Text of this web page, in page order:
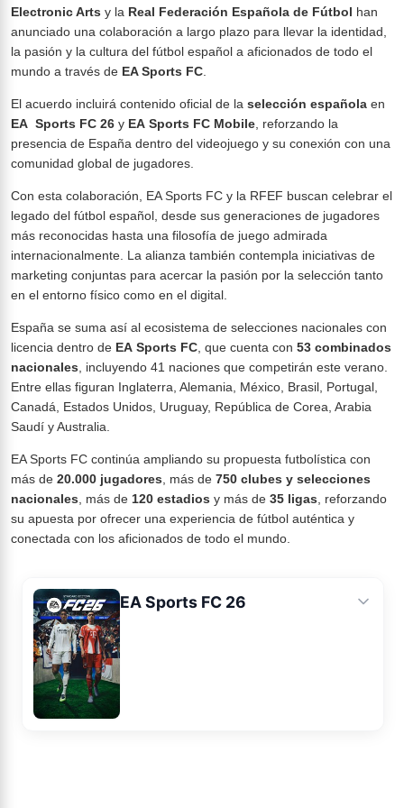
Electronic Arts y la Real Federación Española de Fútbol han
anunciado una colaboración a largo plazo para llevar la identidad,
la pasión y la cultura del fútbol español a aficionados de todo el
mundo a través de EA Sports FC
El acuerdo incluirá contenido oficial de la selección española en
EA Sports FC 26 y EA Sports FC Mobile , reforzando la
presencia de España dentro del videojuego y su conexión con una
comunidad global de jugadores.
Con esta colaboración, EA Sports FC y la RFEF buscan celebrar el
legado del fútbol español, desde sus generaciones de jugadores
más reconocidas hasta una filosofía de juego admirada
internacionalmente. La alianza también contempla iniciativas de
marketing conjuntas para acercar la pasión por la selección tanto
en el entorno físico como en el digital.
España se suma así al ecosistema de selecciones nacionales con
licencia dentro de EA Sports FC , que cuenta con 53 combinados
nacionales , incluyendo 41 naciones que competirán este verano.
Entre ellas figuran Inglaterra, Alemania, México, Brasil, Portugal,
Canadá, Estados Unidos, Uruguay, República de Corea, Arabia
Saudí y Australia.
EA Sports FC continúa ampliando su propuesta futbolística con
más de 20.000 jugadores , más de 750 clubes y selecciones
nacionales , más de 120 estadios y más de 35 ligas , reforzando
su apuesta por ofrecer una experiencia de fútbol auténtica y
conectada con los aficionados de todo el mundo.
EA Sports FC 26